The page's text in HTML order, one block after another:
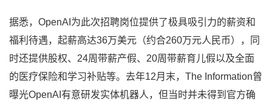
据悉，OpenAI为此次招聘岗位提供了极具吸引力的薪资和
福利待遇，起薪高达36万美元（约合260万元人民币），同
时还提供股权、24周带薪产假、20周带薪育儿假以及全面
的医疗保险和学习补贴等。去年12月末，The Information曾
曝光OpenAI有意研发实体机器人，但当时并未得到官方确